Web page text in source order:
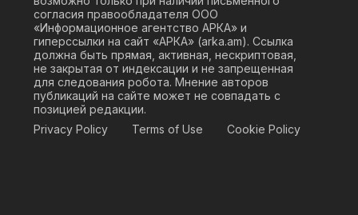
согласия правообладателя ООО
«Информационное агентство АРКА» и
гиперссылки на сайт «АРКА» (arka.am). Ссылка
должна быть прямая, активная, нескриптовая,
не закрытая от индексации и не запрещенная
для следования робота. Мнение авторов
публикаций на сайте может не совпадать с
позицией редакции.
Privacy Policy
Terms of Use Cookie Policy